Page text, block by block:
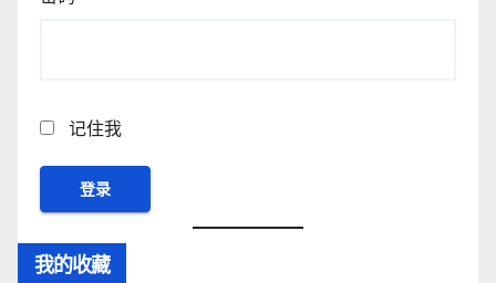
记住我
我的收藏